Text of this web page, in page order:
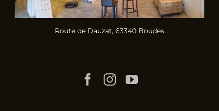
Route de Dauzat, 63340 Boudes